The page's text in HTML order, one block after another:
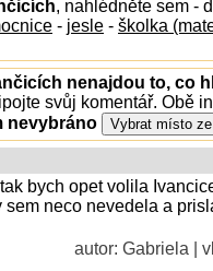
, nahlédněte sem -
- jesle - školka
nenajdou to, co
svůj komentář. Obě
nevybráno
bych opet volila
neco nevedela a
autor: Gabriela |